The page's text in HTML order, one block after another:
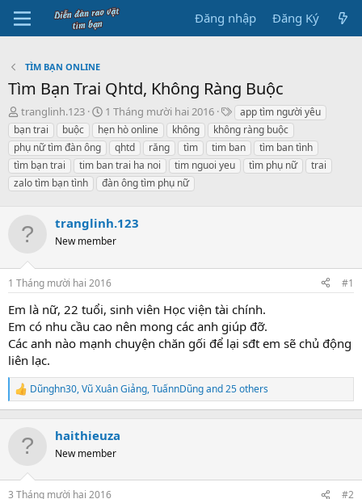
Đăng nhập Đăng Ký
TÌM BẠN ONLINE
Tìm Bạn Trai Qhtd, Không Ràng Buộc
B
ắ
t
đ
ầ
u
tranglinh.123
N
g
à
y
b
ắ
ầ
u
1 Tháng mười hai 2016
T
h
ẻ
app tìm người yêu
bạn trai
buộc hẹn hò online không
không ràng buộc
phụ nữ tìm đàn ông
qhtd răng tìm tim ban
tìm ban tình
tìm bạn trai
tim ban trai ha noi tim nguoi yeu tìm phụ nữ
trai
zalo tìm bạn tình
đàn ông tìm phụ nữ
tranglinh.123
New member
1 Tháng mười hai 2016 #1
Em là nữ, 22 tuổi, sinh viên Học viện tài chính.
Em có nhu cầu cao nên mong các anh giúp đỡ.
Các anh nào mạnh chuyện chăn gối để lại sđt em sẽ chủ động
liên lạc.
R
e
n
Dũnghn30,Vũ Xuân Giảng,TuấnnDũngand 25 others
haithieuza
New member
3 Tháng mười hai 2016 #2